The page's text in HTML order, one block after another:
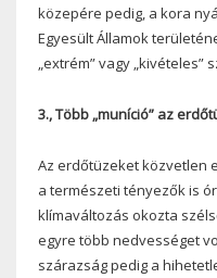
közepére pedig, a kora
Egyesült Államok
„extrém” vagy „kivételes”
3., Több „muníció” az
Az erdőtüzeket közvetlen
a természeti tényezők is
klímaváltozás okozta
egyre több nedvességet
szárazság pedig a